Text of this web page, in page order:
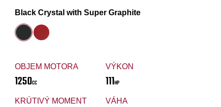
OBJEM MOTORA
1250CC
VÝKON
111HP
KRÚTIVÝ MOMENT VÁHA
Black Crystal with Super Graphite